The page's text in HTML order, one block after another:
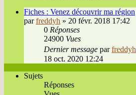
Fiches : Venez découvrir ma région
parfreddyh » 20 févr. 2018 17:42
0 Réponses
24900 Vues
Dernier message parfreddyh
18 oct. 2020 12:24
Sujets
Réponses